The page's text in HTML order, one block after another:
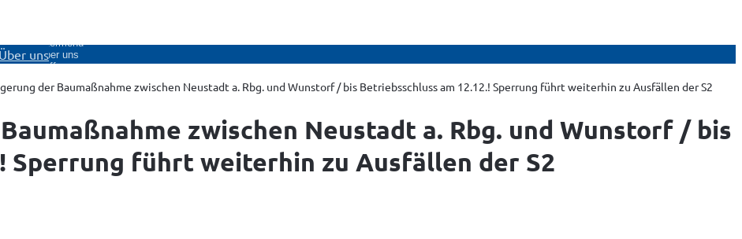
Über uns
Untermenü
Über uns
öffnen
der Baumaßnahme zwischen Neustadt a. Rbg. und Wunstorf / bis Betriebsschluss am 12.12.! Sperrung führt weiterhin zu Ausfällen der S2
zwischen Neustadt a. Rbg. und Wunstorf / bis
Sperrung führt weiterhin zu Ausfällen der S2